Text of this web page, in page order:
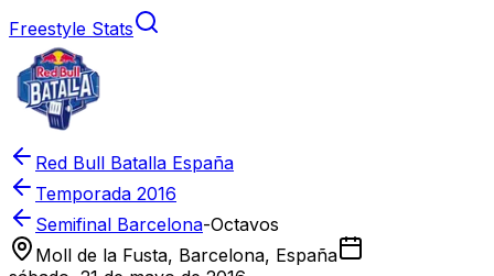
Freestyle Stats
Red Bull Batalla España
Temporada 2016
Semifinal Barcelona-Octavos
Moll de la Fusta, Barcelona, España